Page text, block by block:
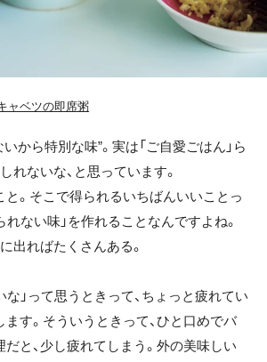
ャベツの即席粥
から特別な味”。実は「ご自愛ごはん」ら
れないな、と思っています。
と。そこで得られるいちばんいいことっ
れない味」を作れることなんですよね。
出ればたくさんある。
な」って思うときって、ちょっと疲れてい
す。そういうときって、ひと口めでバ
と、少し疲れてしまう。外の美味しい